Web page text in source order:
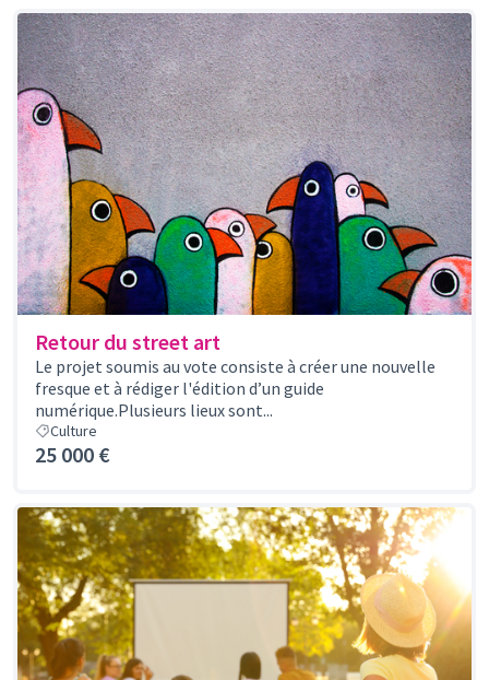
Retour du street art
Le projet soumis au vote consiste à créer une nouvelle
fresque et à rédiger l'édition d’un guide
numérique.Plusieurs lieux sont...
Culture
25 000 €